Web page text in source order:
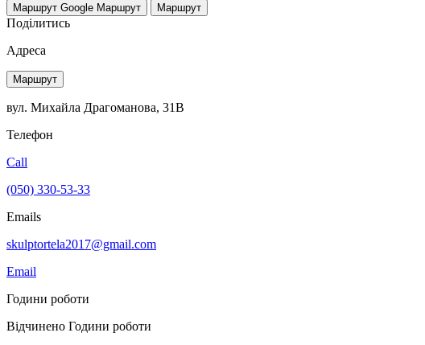
Маршрут Google Маршрут Маршрут
Поділитись
Адреса
Маршрут
вул. Михайла Драгоманова, 31В
Телефон
Call
(050) 330-53-33
Emails
skulptortela2017@gmail.com
Email
Години роботи
Відчинено Години роботи